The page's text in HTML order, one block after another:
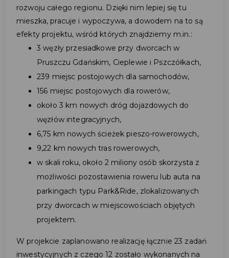
rozwoju całego regionu. Dzięki nim lepiej się tu
mieszka, pracuje i wypoczywa, a dowodem na to są
efekty projektu, wśród których znajdziemy m.in.:
3 węzły przesiadkowe przy dworcach w
Pruszczu Gdańskim, Cieplewie i Pszczółkach,
239 miejsc postojowych dla samochodów,
156 miejsc postojowych dla rowerów,
około 3 km nowych dróg dojazdowych do
węzłów integracyjnych,
6,75 km nowych ścieżek pieszo-rowerowych,
9,22 km nowych tras rowerowych,
w skali roku, około 2 miliony osób skorzysta z
możliwości pozostawienia roweru lub auta na
parkingach typu Park&Ride, zlokalizowanych
przy dworcach w miejscowościach objętych
projektem.
W projekcie zaplanowano realizację łącznie 23 zadań
inwestycyjnych z czego 12 zostało wykonanych na